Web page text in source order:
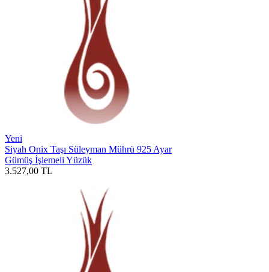
Yeni
Siyah Onix Taşı Süleyman Mührü 925 Ayar
Gümüş İşlemeli Yüzük
3.527,00 TL